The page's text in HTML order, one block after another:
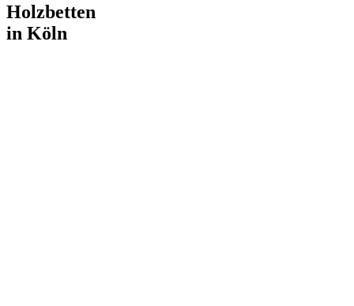
Holzbetten
in Köln